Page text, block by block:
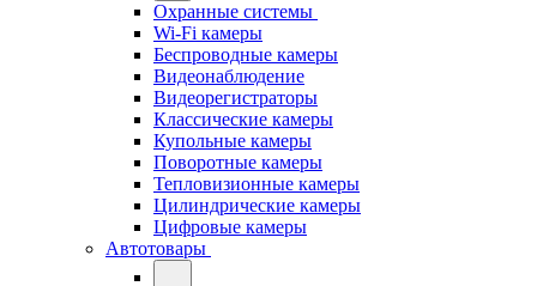
Охранные системы
Wi-Fi камеры
Беспроводные камеры
Видеонаблюдение
Видеорегистраторы
Классические камеры
Купольные камеры
Поворотные камеры
Тепловизионные камеры
Цилиндрические камеры
Цифровые камеры
Автотовары